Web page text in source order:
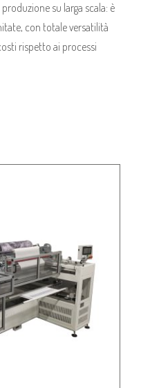
su larga scala: è
con totale versatilità
rispetto ai processi